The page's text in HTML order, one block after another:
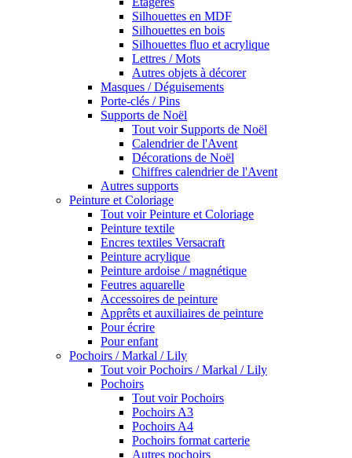
Silhouettes en MDF
Silhouettes en bois
Silhouettes fluo et acrylique
Lettres / Mots
Autres objets à décorer
Masques / Déguisements
Porte-clés / Pins
Supports de Noël
Tout voir Supports de Noël
Calendrier de l'Avent
Décorations de Noël
Chiffres calendrier de l'Avent
Autres supports
Peinture et Coloriage
Tout voir Peinture et Coloriage
Peinture textile
Encres textiles Versacraft
Peinture acrylique
Peinture ardoise / magnétique
Feutres aquarelle
Accessoires de peinture
Apprêts et auxiliaires de peinture
Pour écrire
Pour enfant
Pochoirs / Markal / Lily
Tout voir Pochoirs / Markal / Lily
Pochoirs
Tout voir Pochoirs
Pochoirs A3
Pochoirs A4
Pochoirs format carterie
Autres pochoirs